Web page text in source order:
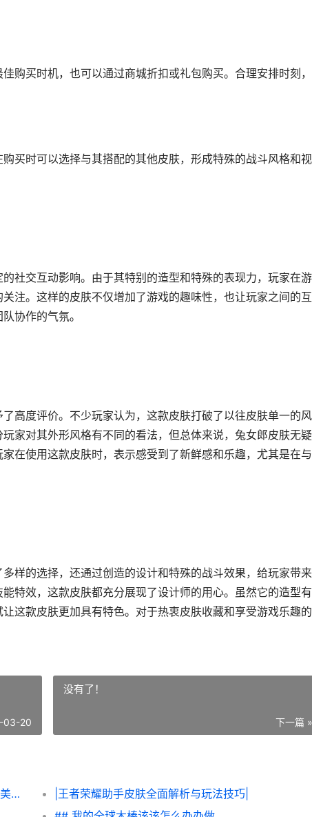
购买时机，也可以通过商城折扣或礼包购买。合理安排时刻
买时可以选择与其搭配的其他皮肤，形成特殊的战斗风格和
社交互动影响。由于其特别的造型和特殊的表现力，玩家在
注。这样的皮肤不仅增加了游戏的趣味性，也让玩家之间的
协作的气氛。
高度评价。不少玩家认为，这款皮肤打破了以往皮肤单一的风
家对其外形风格有不同的看法，但总体来说，兔女郎皮肤无
在使用这款皮肤时，表示感受到了新鲜感和乐趣，尤其是在
样的选择，还通过创造的设计和特殊的战斗效果，给玩家带
特效，这款皮肤都充分展现了设计师的用心。虽然它的造型
这款皮肤更加具有特色。对于热衷皮肤收藏和享受游戏乐趣
03-20
没有了！
下一篇 »
|王者荣耀兔女郎皮肤：玩转萌趣与战斗的完美融合|
|王者荣耀助手皮肤全面解析与玩法技巧|